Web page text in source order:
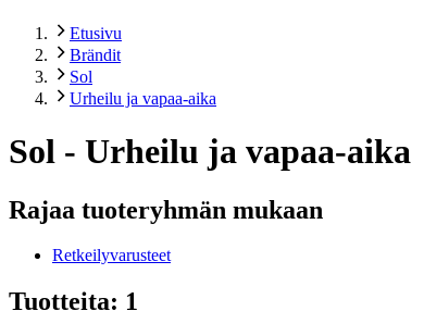
Etusivu
Brändit
Sol
Urheilu ja vapaa-aika
Sol - Urheilu ja vapaa-aika
Rajaa tuoteryhmän mukaan
Retkeilyvarusteet
Tuotteita: 1